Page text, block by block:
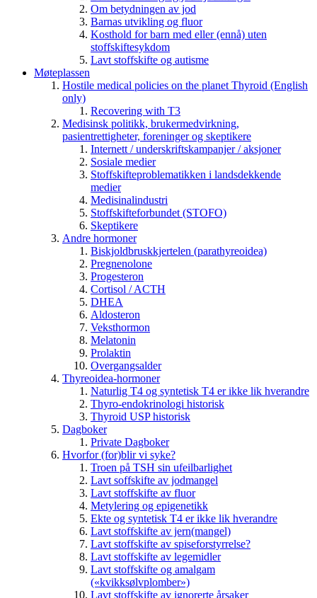
Om betydningen av jod
Barnas utvikling og fluor
Kosthold for barn med eller (ennå) uten
stoffskiftesykdom
Lavt stoffskifte og autisme
Møteplassen
Hostile medical policies on the planet Thyroid (English
only)
Recovering with T3
Medisinsk politikk, brukermedvirkning,
pasientrettigheter, foreninger og skeptikere
Internett / underskriftskampanjer / aksjoner
Sosiale medier
Stoffskifteproblematikken i landsdekkende
medier
Medisinalindustri
Stoffskifteforbundet (STOFO)
Skeptikere
Andre hormoner
Biskjoldbruskkjertelen (parathyreoidea)
Pregnenolone
Progesteron
Cortisol / ACTH
DHEA
Aldosteron
Veksthormon
Melatonin
Prolaktin
Overgangsalder
Thyreoidea-hormoner
Naturlig T4 og syntetisk T4 er ikke lik hverandre
Thyro-endokrinologi historisk
Thyroid USP historisk
Dagboker
Private Dagboker
Hvorfor (for)blir vi syke?
Troen på TSH sin ufeilbarlighet
Lavt soffskifte av jodmangel
Lavt stoffskifte av fluor
Metylering og epigenetikk
Ekte og syntetisk T4 er ikke lik hverandre
Lavt stoffskifte av jern(mangel)
Lavt stoffskifte av spiseforstyrrelse?
Lavt stoffskifte av legemidler
Lavt stoffskifte og amalgam
(«kvikksølvplomber»)
Lavt stoffskifte av ignorerte årsaker